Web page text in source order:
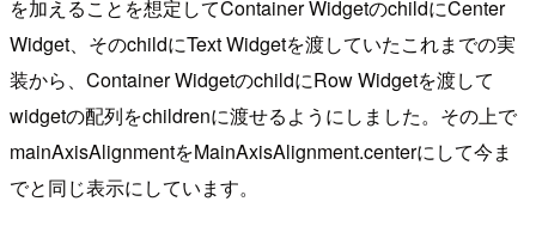
を加えることを想定してContainer WidgetのchildにCenter
Widget、そのchildにText Widgetを渡していたこれまでの実
装から、Container WidgetのchildにRow Widgetを渡して
widgetの配列をchildrenに渡せるようにしました。その上で
mainAxisAlignmentをMainAxisAlignment.centerにして今ま
でと同じ表示にしています。